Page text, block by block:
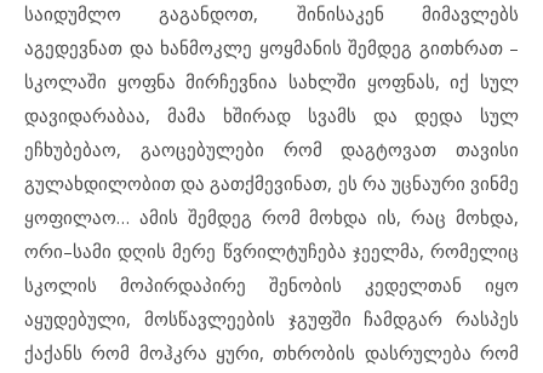
საიდუმლო გაგანდოთ, შინისაკენ მიმავლებს
აგედევნათ და ხანმოკლე ყოყმანის შემდეგ გითხრათ –
სკოლაში ყოფნა მირჩევნია სახლში ყოფნას, იქ სულ
დავიდარაბაა, მამა ხშირად სვამს და დედა სულ
ეჩხუბებაო, გაოცებულები რომ დაგტოვათ თავისი
გულახდილობით და გათქმევინათ, ეს რა უცნაური ვინმე
ყოფილაო… ამის შემდეგ რომ მოხდა ის, რაც მოხდა,
ორი–სამი დღის მერე წვრილტუჩება ჯეელმა, რომელიც
სკოლის მოპირდაპირე შენობის კედელთან იყო
აყუდებული, მოსწავლეების ჯგუფში ჩამდგარ რასპეს
ქაქანს რომ მოჰკრა ყური, თხრობის დასრულება რომ